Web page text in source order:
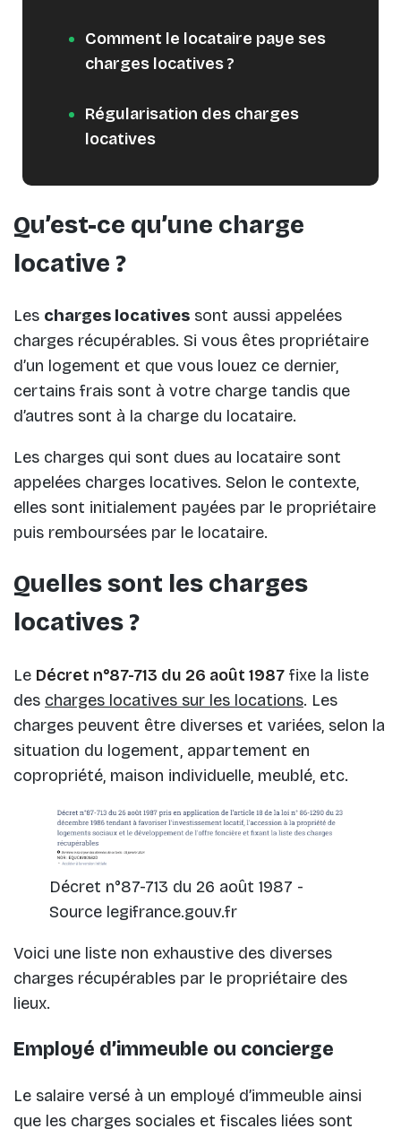
Comment le locataire paye ses
charges locatives ?
Régularisation des charges
locatives
Qu’est-ce qu’une charge
locative ?
Les charges locatives sont aussi appelées
charges récupérables. Si vous êtes propriétaire
d’un logement et que vous louez ce dernier,
certains frais sont à votre charge tandis que
d’autres sont à la charge du locataire.
Les charges qui sont dues au locataire sont
appelées charges locatives. Selon le contexte,
elles sont initialement payées par le propriétaire
puis remboursées par le locataire.
Quelles sont les charges
locatives ?
Le Décret n°87-713 du 26 août 1987 fixe la liste
des charges locatives sur les locations. Les
charges peuvent être diverses et variées, selon la
situation du logement, appartement en
copropriété, maison individuelle, meublé, etc.
Décret n°87-713 du 26 août 1987 -
Source legifrance.gouv.fr
Voici une liste non exhaustive des diverses
charges récupérables par le propriétaire des
lieux.
Employé d’immeuble ou concierge
Le salaire versé à un employé d’immeuble ainsi
que les charges sociales et fiscales liées sont